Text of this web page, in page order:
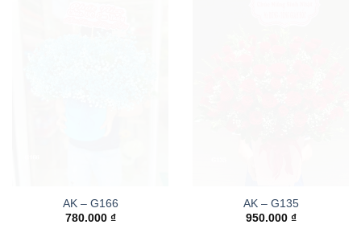
AK – G166
780.000 ₫
AK – G135
950.000 ₫